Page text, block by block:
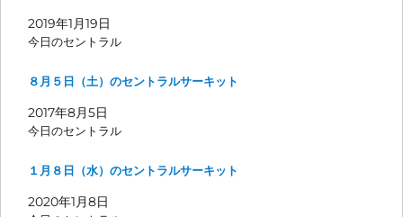
2019年1月19日
今日のセントラル
８月５日（土）のセントラルサーキット
2017年8月5日
今日のセントラル
１月８日（水）のセントラルサーキット
2020年1月8日